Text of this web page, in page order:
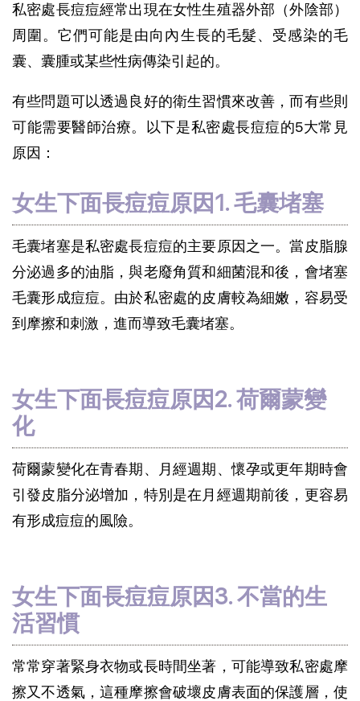
私密處長痘痘經常出現在女性生殖器外部（外陰部）
周圍。它們可能是由向內生長的毛髮、受感染的毛
囊、囊腫或某些性病傳染引起的。
有些問題可以透過良好的衛生習慣來改善，而有些則
可能需要醫師治療。以下是私密處長痘痘的5大常見
原因：
女生下面長痘痘原因1. 毛囊堵塞
毛囊堵塞是私密處長痘痘的主要原因之一。當皮脂腺
分泌過多的油脂，與老廢角質和細菌混和後，會堵塞
毛囊形成痘痘。由於私密處的皮膚較為細嫩，容易受
到摩擦和刺激，進而導致毛囊堵塞。
女生下面長痘痘原因2. 荷爾蒙變
化
荷爾蒙變化在青春期、月經週期、懷孕或更年期時會
引發皮脂分泌增加，特別是在月經週期前後，更容易
有形成痘痘的風險。
女生下面長痘痘原因3. 不當的生
活習慣
常常穿著緊身衣物或長時間坐著，可能導致私密處摩
擦又不透氣，這種摩擦會破壞皮膚表面的保護層，使